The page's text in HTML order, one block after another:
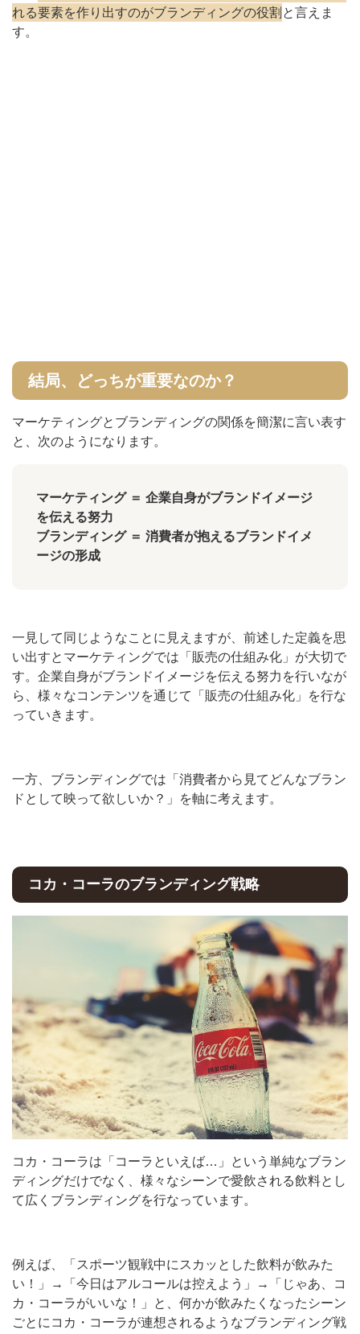
れる要素を作り出すのがブランディングの役割 と言えま
す。
結局、どっちが重要なのか？
マーケティングとブランディングの関係を簡潔に言い表す
と、次のようになります。
マーケティング ＝ 企業自身がブランドイメージ
を伝える努力
ブランディング ＝ 消費者が抱えるブランドイメ
ージの形成
一見して同じようなことに見えますが、前述した定義を思
い出すとマーケティングでは「販売の仕組み化」が大切で
す。企業自身がブランドイメージを伝える努力を行いなが
ら、様々なコンテンツを通じて「販売の仕組み化」を行な
っていきます。
一方、ブランディングでは「消費者から見てどんなブラン
ドとして映って欲しいか？」を軸に考えます。
コカ・コーラのブランディング戦略
コカ・コーラは「コーラといえば…」という単純なブラン
ディングだけでなく、様々なシーンで愛飲される飲料とし
て広くブランディングを行なっています。
例えば、「スポーツ観戦中にスカッとした飲料が飲みた
い！」→「今日はアルコールは控えよう」→「じゃあ、コ
カ・コーラがいいな！」と、何かが飲みたくなったシーン
ごとにコカ・コーラが連想されるようなブランディング戦